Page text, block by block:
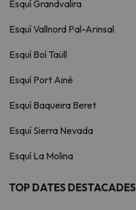
Esquí Grandvalira
Esquí Vallnord Pal-Arinsal
Esquí Boí Taüll
Esquí Port Ainé
Esquí Baqueira Beret
Esquí Sierra Nevada
Esquí La Molina
TOP DATES DESTACADES